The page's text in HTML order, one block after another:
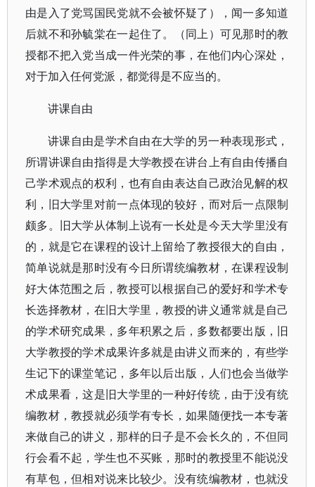
由是入了党骂国民党就不会被怀疑了），闻一多知道
后就不和孙毓棠在一起住了。（同上）可见那时的教
授都不把入党当成一件光荣的事，在他们内心深处，
对于加入任何党派，都觉得是不应当的。
讲课自由
讲课自由是学术自由在大学的另一种表现形式，
所谓讲课自由指得是大学教授在讲台上有自由传播自
己学术观点的权利，也有自由表达自己政治见解的权
利，旧大学里对前一点体现的较好，而对后一点限制
颇多。旧大学从体制上说有一长处是今天大学里没有
的，就是它在课程的设计上留给了教授很大的自由，
简单说就是那时没有今日所谓统编教材，在课程设制
好大体范围之后，教授可以根据自己的爱好和学术专
长选择教材，在旧大学里，教授的讲义通常就是自己
的学术研究成果，多年积累之后，多数都要出版，旧
大学教授的学术成果许多就是由讲义而来的，有些学
生记下的课堂笔记，多年以后出版，人们也会当做学
术成果看，这是旧大学里的一种好传统，由于没有统
编教材，教授就必须学有专长，如果随便找一本专著
来做自己的讲义，那样的日子是不会长久的，不但同
行会看不起，学生也不买账，那时的教授里不能说没
有草包，但相对说来比较少。没有统编教材，也就没